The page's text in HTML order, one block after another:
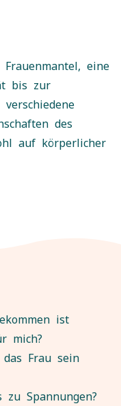
eine
bis zur
des
auf körperlicher
ist
mich?
Frau sein
Spannungen?